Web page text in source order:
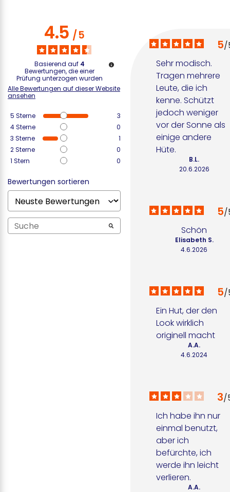
4.5/5
Basierend auf 4
Bewertungen, die einer
Prüfung unterzogen wurden
Alle Bewertungen auf dieser Website
ansehen
5 Sterne
3
4Sterne
0
3 Sterne
1
2Sterne
0
1 Stern 0
Bewertungen sortieren
5/
Sehr modisch.
Tragen mehrere
Leute, die ich
kenne. Schützt
jedoch weniger
vor der Sonne als
einige andere
Hüte.
20.6.2026
B.L.
5/
Schön
4.6.2026
Elisabeth S.
5/
Ein Hut, der den
Look wirklich
originell macht
4.6.2024
A.A.
3/
Ich habe ihn nur
einmal benutzt,
aber ich
befürchte, ich
werde ihn leicht
verlieren.
A.A.